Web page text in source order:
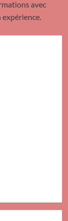
avec